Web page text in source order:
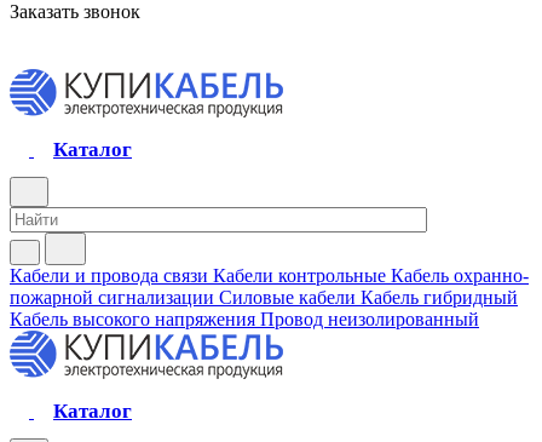
Заказать звонок
Каталог
Кабели и провода связи Кабели контрольные Кабель охранно-
пожарной сигнализации Силовые кабели Кабель гибридный
Кабель высокого напряжения Провод неизолированный
Каталог